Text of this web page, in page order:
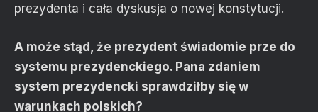
prezydenta i cała dyskusja o nowej konstytucji.
A może stąd, że prezydent świadomie prze do
systemu prezydenckiego. Pana zdaniem
system prezydencki sprawdziłby się w
warunkach polskich?